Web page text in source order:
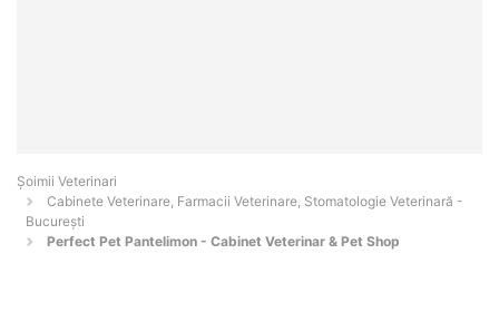
Șoimii Veterinari
Cabinete Veterinare, Farmacii Veterinare, Stomatologie Veterinară -
Bucureşti
Perfect Pet Pantelimon - Cabinet Veterinar & Pet Shop